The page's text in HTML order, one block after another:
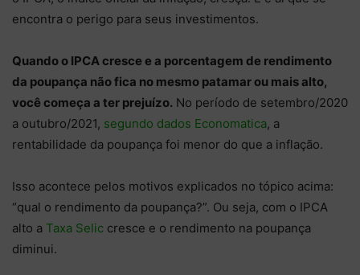
encontra o perigo para seus investimentos.
Quando o IPCA cresce e a porcentagem de rendimento
da poupança não fica no mesmo patamar ou mais alto,
você começa a ter prejuízo. No período de setembro/2020
a outubro/2021, segundo dados Economatica, a
rentabilidade da poupança foi menor do que a inflação.
Isso acontece pelos motivos explicados no tópico acima:
“qual o rendimento da poupança?”. Ou seja, com o IPCA
alto a Taxa Selic cresce e o rendimento na poupança
diminui.